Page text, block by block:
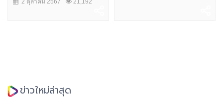
2 ตุลาคม 2567 21,192
ข่าวใหม่ล่าสุด